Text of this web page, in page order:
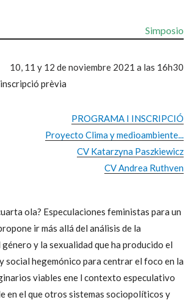
Simposio
10, 11 y 12 de noviembre 2021 a las 16h30
prèvia
PROGRAMA I INSCRIPCIÓ
Proyecto Clima y medioambiente...
CV Katarzyna Paszkiewicz
CV Andrea Ruthven
ola? Especulaciones feministas para un
ir más allá del análisis de la
y la sexualidad que ha producido el
social hegemónico para centrar el foco en la
viables ene l contexto especulativo
en el que otros sistemas sociopolíticos y